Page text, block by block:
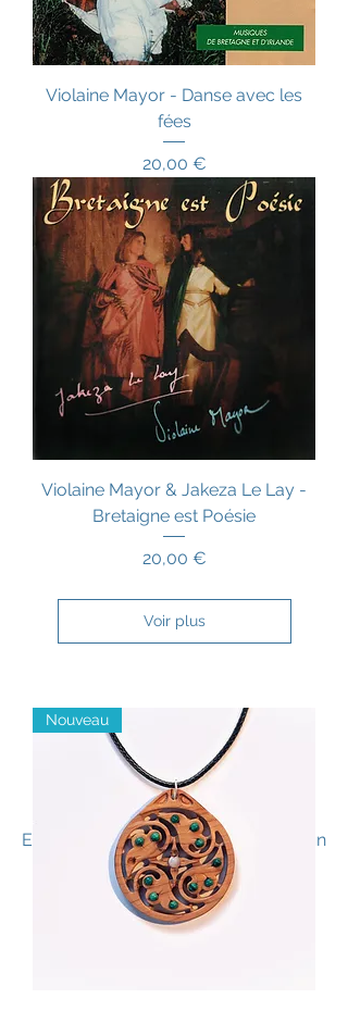
Violaine Mayor - Danse avec les
fées
Prix
20,00 €
Violaine Mayor & Jakeza Le Lay -
Bretaigne est Poésie
Prix
20,00 €
Voir plus
Bijoux celtiques
En bois et pierres | Fabriqués par Jean
et Mikaël Herrou, artisans luthiers
Nouveau